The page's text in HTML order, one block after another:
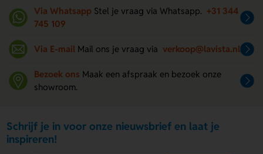
Via Whatsapp Stel je vraag via Whatsapp. +31 344
745 109
Via E-mail Mail ons je vraag via verkoop@lavista.nl
Bezoek ons Maak een afspraak en bezoek onze
showroom.
Schrijf je in voor onze nieuwsbrief en laat je
inspireren!